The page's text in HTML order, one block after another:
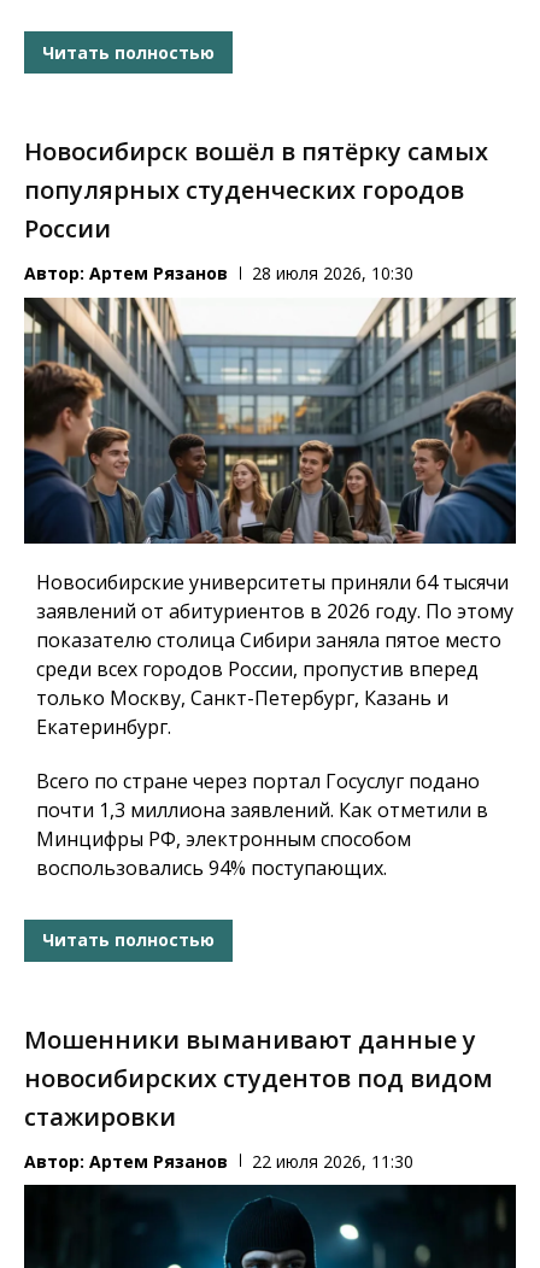
Читать полностью
Новосибирск вошёл в пятёрку самых
популярных студенческих городов
России
Автор: Артем Рязанов 28 июля 2026, 10:30
Новосибирские университеты приняли 64 тысячи
заявлений от абитуриентов в 2026 году. По этому
показателю столица Сибири заняла пятое место
среди всех городов России, пропустив вперед
только Москву, Санкт-Петербург, Казань и
Екатеринбург.
Всего по стране через портал Госуслуг подано
почти 1,3 миллиона заявлений. Как отметили в
Минцифры РФ, электронным способом
воспользовались 94% поступающих.
Читать полностью
Мошенники выманивают данные у
новосибирских студентов под видом
стажировки
Автор: Артем Рязанов 22 июля 2026, 11:30